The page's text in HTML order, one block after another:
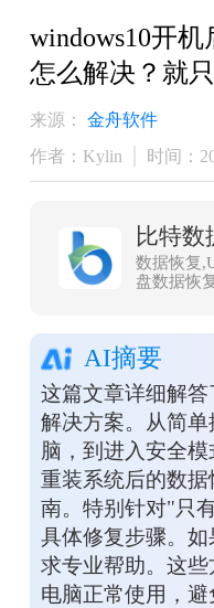
​windows10开
怎么解决？就
来源：
金舟软件
作者：Kylin
时间：
比特数
数据恢复
盘数据恢
据恢复,照
据恢复
AI摘要
这篇文章详细解
解决方案。从简
脑，到进入安全
重装系统后的数
南。特别针对"只
具体修复步骤。
求专业帮助。这
电脑正常使用，避